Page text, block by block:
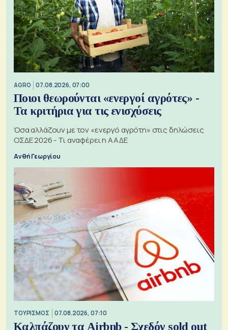
AGRO 07.08.2026, 07:00
Ποιοι θεωρούνται «ενεργοί αγρότες» -
Τα κριτήρια για τις ενισχύσεις
Όσα αλλάζουν με τον «ενεργό αγρότη» στις δηλώσεις
ΟΣΔΕ 2026 - Τι αναφέρει η ΑΑΔΕ
Ανθή Γεωργίου
ΤΟΥΡΙΣΜΟΣ 07.08.2026, 07:10
Καλπάζουν τα Airbnb - Σχεδόν sold out